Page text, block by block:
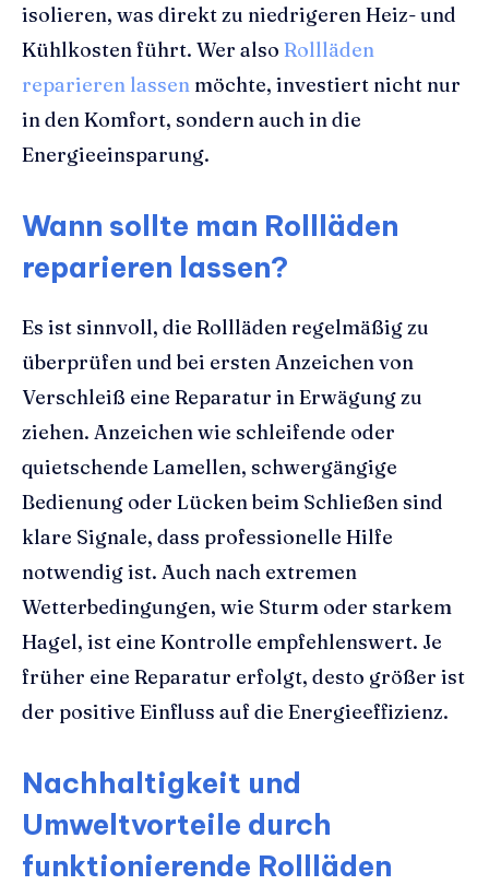
isolieren, was direkt zu niedrigeren Heiz- und
Kühlkosten führt. Wer also Rollläden
reparieren lassen möchte, investiert nicht nur
in den Komfort, sondern auch in die
Energieeinsparung.
Wann sollte man Rollläden
reparieren lassen?
Es ist sinnvoll, die Rollläden regelmäßig zu
überprüfen und bei ersten Anzeichen von
Verschleiß eine Reparatur in Erwägung zu
ziehen. Anzeichen wie schleifende oder
quietschende Lamellen, schwergängige
Bedienung oder Lücken beim Schließen sind
klare Signale, dass professionelle Hilfe
notwendig ist. Auch nach extremen
Wetterbedingungen, wie Sturm oder starkem
Hagel, ist eine Kontrolle empfehlenswert. Je
früher eine Reparatur erfolgt, desto größer ist
der positive Einfluss auf die Energieeffizienz.
Nachhaltigkeit und
Umweltvorteile durch
funktionierende Rollläden